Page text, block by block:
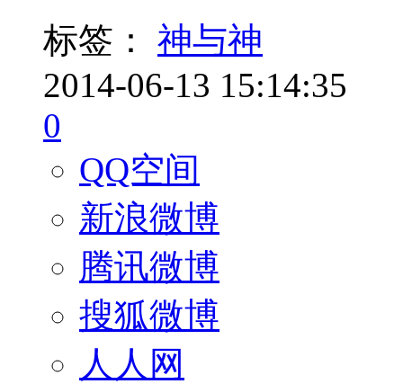
标签：
神与神
2014-06-13 15:14:35
0
QQ空间
新浪微博
腾讯微博
搜狐微博
人人网